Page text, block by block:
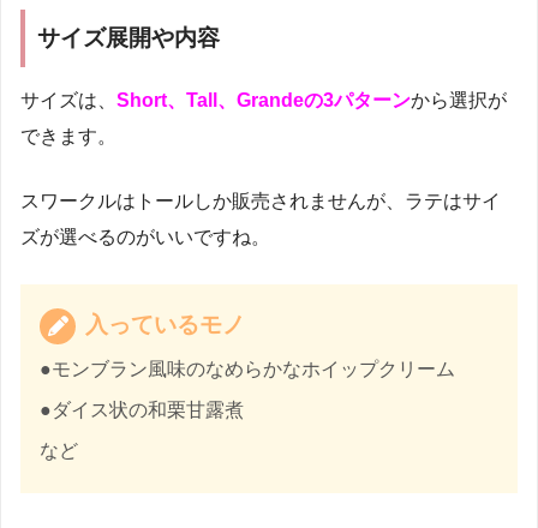
サイズ展開や内容
サイズは、 Short、Tall、Grandeの3パターンから選択が
できます。
スワークルはトールしか販売されませんが、ラテはサイ
ズが選べるのがいいですね。
入っているモノ
●モンブラン風味のなめらかなホイップクリーム
●ダイス状の和栗甘露煮
など